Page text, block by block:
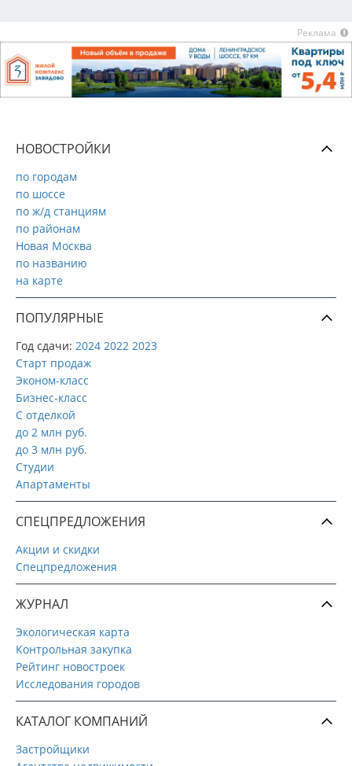
Реклама
НОВОСТРОЙКИ
по городам
по шоссе
по ж/д станциям
по районам
Новая Москва
по названию
на карте
ПОПУЛЯРНЫЕ
Год сдачи: 2024 2022 2023
Старт продаж
Эконом-класс
Бизнес-класс
С отделкой
до 2 млн руб.
до 3 млн руб.
Студии
Апартаменты
СПЕЦПРЕДЛОЖЕНИЯ
Акции и скидки
Спецпредложения
ЖУРНАЛ
Экологическая карта
Контрольная закупка
Рейтинг новостроек
Исследования городов
КАТАЛОГ КОМПАНИЙ
Застройщики